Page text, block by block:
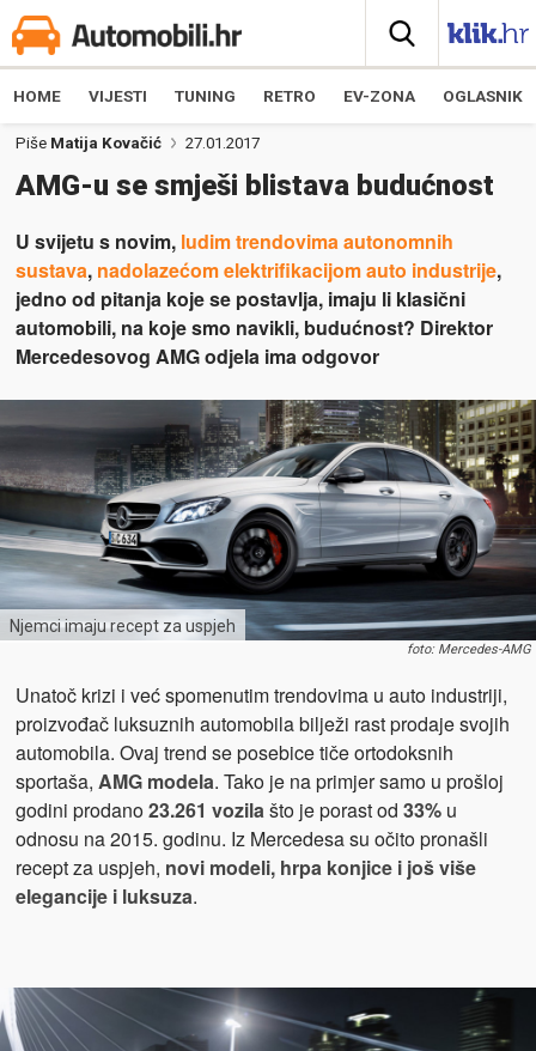
HOME VIJESTI TUNING RETRO EV-ZONA OGLASNIK
Piše Matija Kovačić 27.01.2017
AMG-u se smješi blistava budućnost
U svijetu s novim,ludim trendovima autonomnih
sustava, nadolazećom elektrifikacijom auto industrije,
jedno od pitanja koje se postavlja, imaju li klasični
automobili, na koje smo navikli, budućnost? Direktor
Mercedesovog AMG odjela ima odgovor
Njemci imaju recept za uspjeh
foto: Mercedes-AMG
Unatoč krizi i već spomenutim trendovima u auto industriji,
proizvođač luksuznih automobila bilježi rast prodaje svojih
automobila. Ovaj trend se posebice tiče ortodoksnih
sportaša, AMG modela. Tako je na primjer samo u prošloj
godini prodano23.261 vozilašto je porast od 33%u
odnosu na 2015. godinu. Iz Mercedesa su očito pronašli
recept za uspjeh, novi modeli, hrpa konjice i još više
elegancije i luksuza.